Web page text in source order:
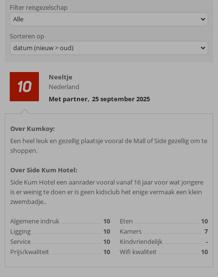
Filter reisgezelschap
Alle
Sorteren op
datum (nieuw > oud)
10
Neeltje
Nederland
Met partner, 25 september 2025
Over Kumkoy:
Een heel leuk en gezellig plaatsje vooral de Mall of Side gezellig om te
shoppen.
Over Side Kum Hotel:
Side Kum Hotel een aanrader vooral vanaf 16 jaar voor wat jongere
is er weinig te doen er is geen kidsclub het enige vermaak een klein
zwembadje..
Algemene indruk
10
Ligging
10
Service
10
Prijs/kwaliteit
10
Eten
10
Kamers
7
Kindvriendelijk
-
Wifi kwaliteit
10